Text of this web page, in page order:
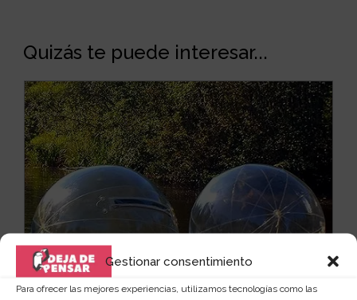
Gestionar consentimiento
Para ofrecer las mejores experiencias, utilizamos tecnologías como las
Quizás te puede interesar...